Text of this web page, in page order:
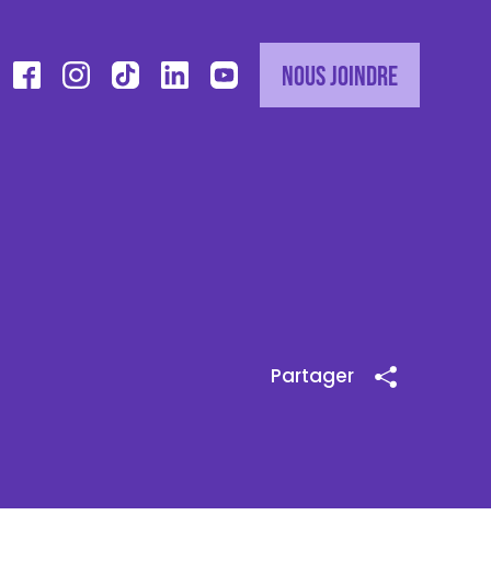
Nous joindre
Partager